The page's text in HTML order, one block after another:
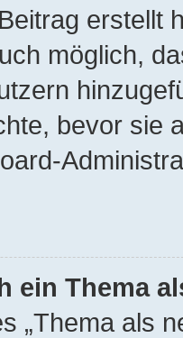
erstellt
möglich,
bevor sie
ein Thema
„Thema als